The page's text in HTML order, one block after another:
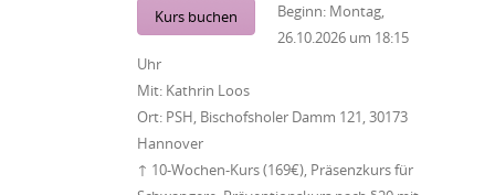
Kurs buchen Beginn: Montag,
26.10.2026 um 18:15
Uhr
Mit: Kathrin Loos
Ort: PSH, Bischofsholer Damm 121, 30173
Hannover
↑ 10-Wochen-Kurs (169€), Präsenzkurs für